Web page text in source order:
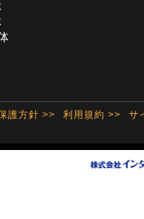
護方針 >> 利用規約 >> サ